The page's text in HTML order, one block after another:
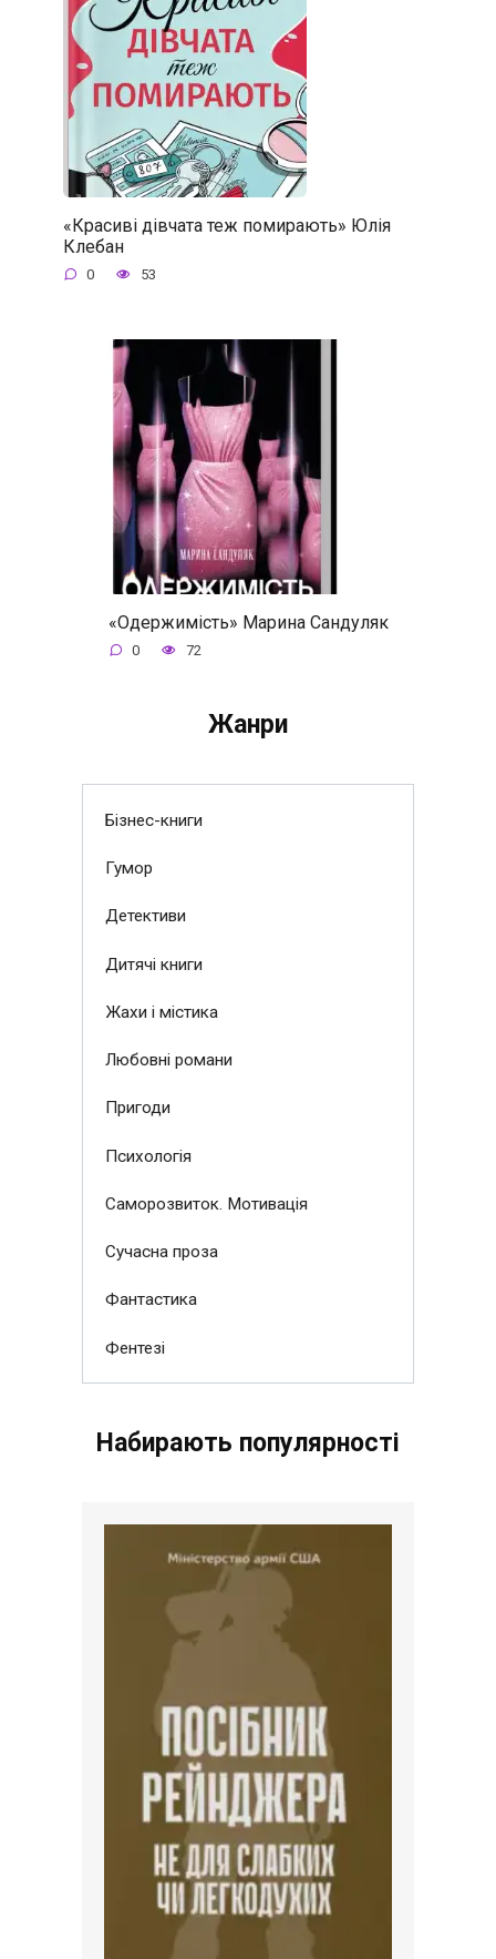
«Красиві дівчата теж помирають» Юлія
Клебан
0 53
«Одержимість» Марина Сандуляк
0 72
Жанри
Бізнес-книги
Гумор
Детективи
Дитячі книги
Жахи і містика
Любовні романи
Пригоди
Психологія
Саморозвиток. Мотивація
Сучасна проза
Фантастика
Фентезі
Набирають популярності